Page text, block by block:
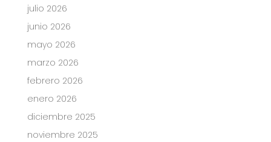
julio 2026
junio 2026
mayo 2026
marzo 2026
febrero 2026
enero 2026
diciembre 2025
noviembre 2025